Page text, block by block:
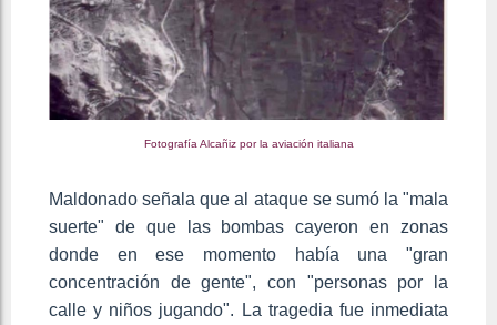
Fotografía Alcañiz por la aviación italiana
Maldonado señala que al ataque se sumó la "mala
suerte" de que las bombas cayeron en zonas
donde en ese momento había una "gran
concentración de gente", con "personas por la
calle y niños jugando". La tragedia fue inmediata